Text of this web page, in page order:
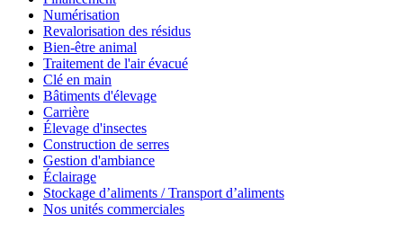
Numérisation
Revalorisation des résidus
Bien-être animal
Traitement de l'air évacué
Clé en main
Bâtiments d'élevage
Carrière
Élevage d'insectes
Construction de serres
Gestion d'ambiance
Éclairage
Stockage d’aliments / Transport d’aliments
Nos unités commerciales